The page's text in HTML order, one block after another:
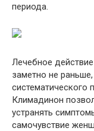
периода.
Лечебное
заметно не
систематического
Климадинон
устранять
самочувствие